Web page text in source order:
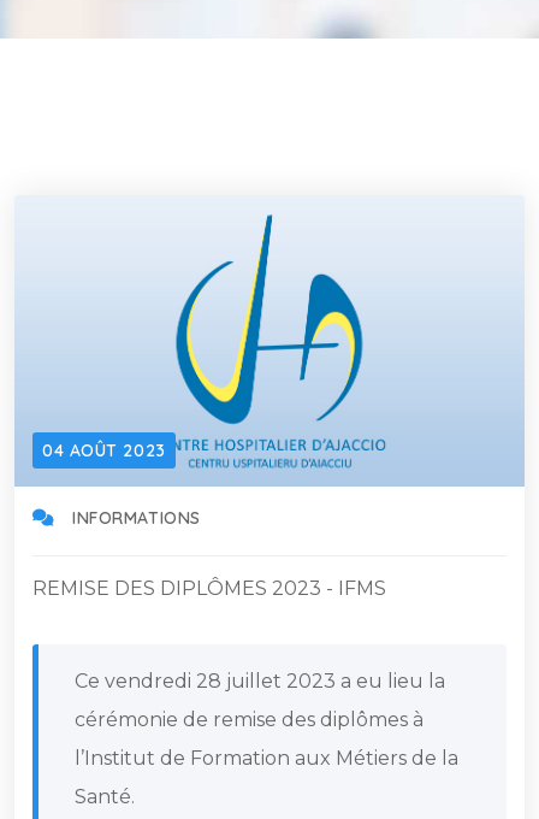
04 AOÛT 2023
INFORMATIONS
REMISE DES DIPLÔMES 2023 - IFMS
Ce vendredi 28 juillet 2023 a eu lieu la
cérémonie de remise des diplômes à
l’Institut de Formation aux Métiers de la
Santé.